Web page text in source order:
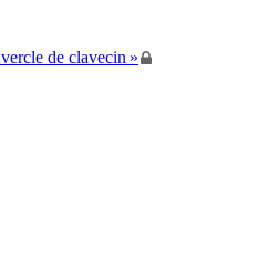
de clavecin »